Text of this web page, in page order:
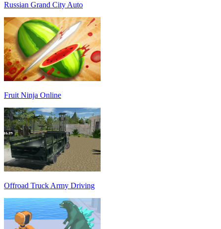
Russian Grand City Auto
Fruit Ninja Online
Offroad Truck Army Driving